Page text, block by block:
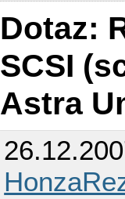
Dotaz:
SCSI
Astra